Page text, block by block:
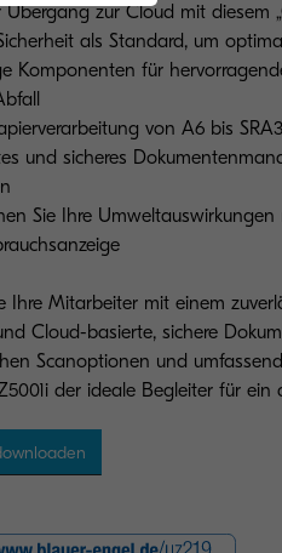
zur Cloud mit diesem
als Standard, um
Komponenten für
von A6 bis
und sicheres
Sie Ihre
Ihre Mitarbeiter mit einem
Cloud-basierte, sichere
Scanoptionen und
der ideale Begleiter für ein